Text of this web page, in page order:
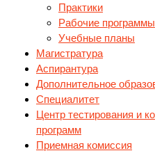
Практики
Рабочие программы
Учебные планы
Магистратура
Аспирантура
Дополнительное
Специалитет
Центр тестирования и
программ
Приемная комиссия